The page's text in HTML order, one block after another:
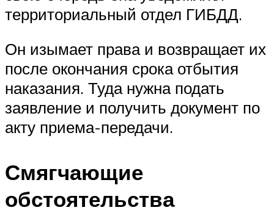
территориальный отдел ГИБДД.
Он изымает права и возвращает их
после окончания срока отбытия
наказания. Туда нужна подать
заявление и получить документ по
акту приема-передачи.
Смягчающие
обстоятельства